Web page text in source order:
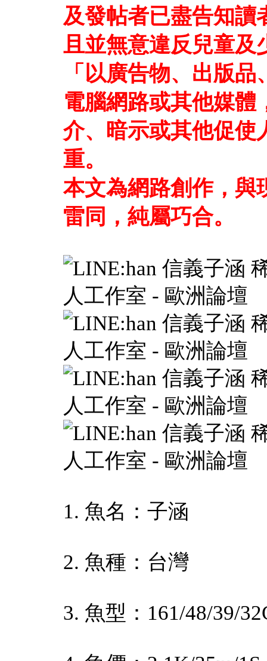
及發帖者已盡告知讀
且並無意違反兒童及
「以廣告物、出版
電腦網路或其他媒體
介、暗示或其他促使
重。
本文為網路創作，與
雷同，純屬巧合。
1. 魚名：子涵
2. 魚種：台灣
3. 魚型：161/48/39/